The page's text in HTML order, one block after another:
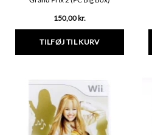
150,00 kr.
TILFØJ TIL KURV